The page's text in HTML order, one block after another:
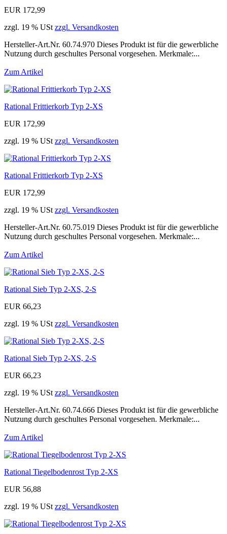
EUR 172,99
zzgl. 19 % USt zzgl. Versandkosten
Hersteller-Art.Nr. 60.74.970 Dieses Produkt ist für die gewerbliche
Nutzung durch geschultes Personal vorgesehen. Merkmale:...
Zum Artikel
Rational Frittierkorb Typ 2-XS
EUR 172,99
zzgl. 19 % USt zzgl. Versandkosten
Rational Frittierkorb Typ 2-XS
EUR 172,99
zzgl. 19 % USt zzgl. Versandkosten
Hersteller-Art.Nr. 60.75.019 Dieses Produkt ist für die gewerbliche
Nutzung durch geschultes Personal vorgesehen. Merkmale:...
Zum Artikel
Rational Sieb Typ 2-XS, 2-S
EUR 66,23
zzgl. 19 % USt zzgl. Versandkosten
Rational Sieb Typ 2-XS, 2-S
EUR 66,23
zzgl. 19 % USt zzgl. Versandkosten
Hersteller-Art.Nr. 60.74.666 Dieses Produkt ist für die gewerbliche
Nutzung durch geschultes Personal vorgesehen. Merkmale:...
Zum Artikel
Rational Tiegelbodenrost Typ 2-XS
EUR 56,88
zzgl. 19 % USt zzgl. Versandkosten